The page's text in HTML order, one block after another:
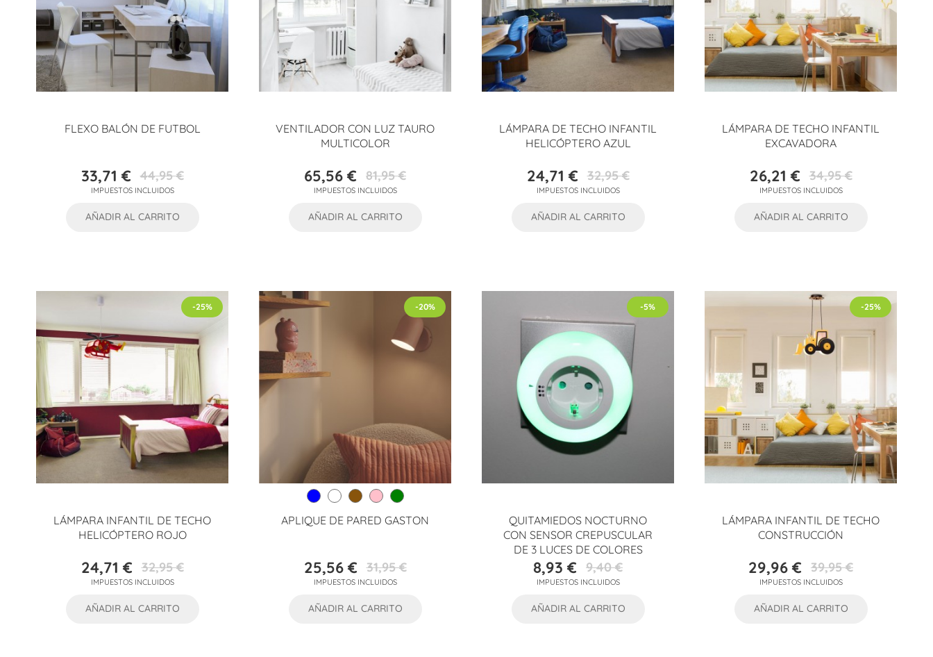
FLEXO BALÓN DE FUTBOL
Precio
33,71 € Precio
base
44,95 €
IMPUESTOS INCLUIDOS
AÑADIR AL CARRITO
VENTILADOR CON LUZ TAURO
MULTICOLOR
Precio
65,56 €Precio
base
81,95 €
IMPUESTOS INCLUIDOS
AÑADIR AL CARRITO
LÁMPARA DE TECHO INFANTIL
HELICÓPTERO AZUL
Precio
24,71 €Precio
base
32,95 €
IMPUESTOS INCLUIDOS
AÑADIR AL CARRITO
LÁMPARA DE TECHO INFANTIL
EXCAVADORA
Precio
26,21 € Precio
base
34,95 €
IMPUESTOS INCLUIDOS
AÑADIR AL CARRITO
LÁMPARA INFANTIL DE TECHO
HELICÓPTERO ROJO
Precio
24,71 €Precio
base
32,95 €
IMPUESTOS INCLUIDOS
-25%
AÑADIR AL CARRITO
APLIQUE DE PARED GASTON
Precio
25,56 €Precio
base
31,95 €
IMPUESTOS INCLUIDOS
-20%
AÑADIR AL CARRITO
QUITAMIEDOS NOCTURNO
CON SENSOR CREPUSCULAR
DE 3 LUCES DE COLORES
Precio
8,93 € Precio
base
9,40 €
IMPUESTOS INCLUIDOS
-5%
AÑADIR AL CARRITO
LÁMPARA INFANTIL DE TECHO
CONSTRUCCIÓN
Precio
29,96 €Precio
base
39,95 €
IMPUESTOS INCLUIDOS
-25%
AÑADIR AL CARRITO